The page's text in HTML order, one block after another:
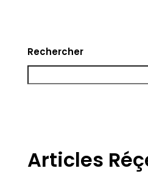
Rechercher
Articles